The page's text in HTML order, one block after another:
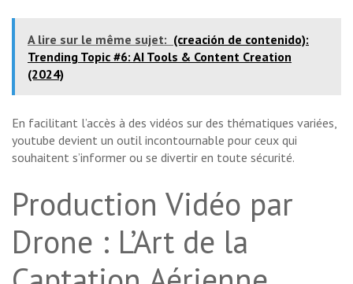
A lire sur le même sujet: (creación de contenido):
Trending Topic #6: AI Tools & Content Creation
(2024)
En facilitant l’accès à des vidéos sur des thématiques variées,
youtube devient un outil incontournable pour ceux qui
souhaitent s’informer ou se divertir en toute sécurité.
Production Vidéo par
Drone : L’Art de la